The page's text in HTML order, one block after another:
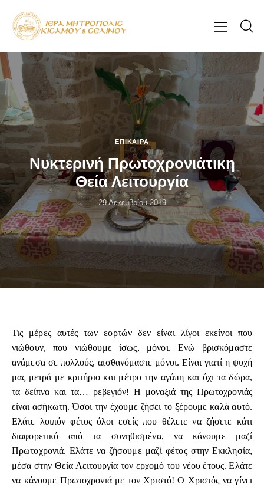
ΕΠΊΚΑΙΡΑ
Νυκτερινή Πρωτοχρονιάτικη
Θεία Λειτουργία
29 Δεκεμβρίου 2019
Τις μέρες αυτές των εορτών δεν είναι λίγοι εκείνοι που
νιώθουν, που νιώθουμε ίσως, μόνοι. Ενώ βρισκόμαστε
ανάμεσα σε πολλούς, αισθανόμαστε μόνοι. Είναι γιατί η ψυχή
μας μετρά με κριτήριο και μέτρο την αγάπη και όχι τα δώρα,
τα δείπνα και τα… ρεβεγιόν! Η μοναξιά της Πρωτοχρονιάς
είναι ασήκωτη. Όσοι την έχουμε ζήσει το ξέρουμε καλά αυτό.
Ελάτε λοιπόν φέτος όλοι εσείς που θέλετε να ζήσετε κάτι
διαφορετικό από τα συνηθισμένα, να κάνουμε μαζί
Πρωτοχρονιά. Ελάτε να ζήσουμε μαζί φέτος στην Εκκλησία,
μέσα στην Θεία Λειτουργία τον ερχομό του νέου έτους. Ελάτε
να κάνουμε Πρωτοχρονιά με τον Χριστό! Ο Χριστός να γίνει